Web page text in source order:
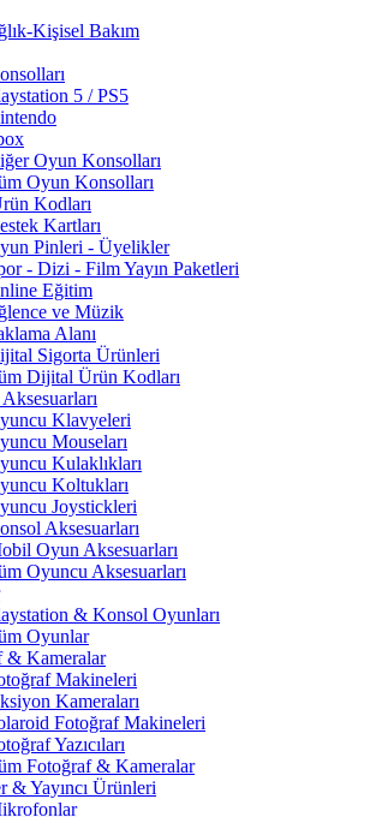
Kişisel Bakım
5 / PS5
Oyun Konsolları
Oyun Konsolları
Kodları
Kartları
Pinleri - Üyelikler
- Dizi - Film Yayın Paketleri
Eğitim
ve Müzik
Alanı
Sigorta Ürünleri
Dijital Ürün Kodları
Klavyeleri
Mouseları
Kulaklıkları
Koltukları
Joystickleri
Aksesuarları
Oyun Aksesuarları
Oyuncu Aksesuarları
& Konsol Oyunları
Oyunlar
& Kameralar
Makineleri
Kameraları
Fotoğraf Makineleri
Yazıcıları
Fotoğraf & Kameralar
& Yayıncı Ürünleri